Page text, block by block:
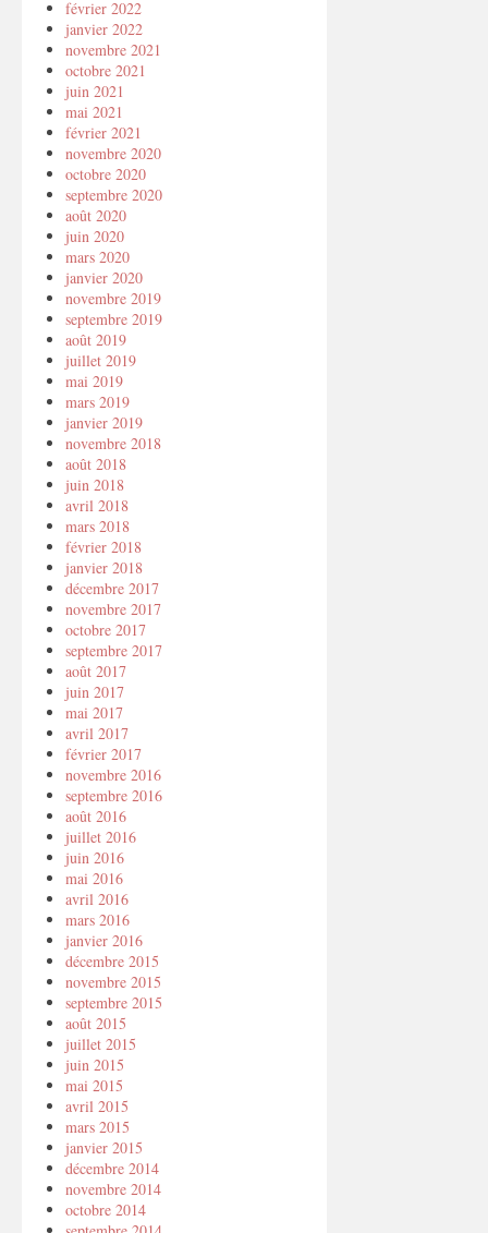
février 2022
janvier 2022
novembre 2021
octobre 2021
juin 2021
mai 2021
février 2021
novembre 2020
octobre 2020
septembre 2020
août 2020
juin 2020
mars 2020
janvier 2020
novembre 2019
septembre 2019
août 2019
juillet 2019
mai 2019
mars 2019
janvier 2019
novembre 2018
août 2018
juin 2018
avril 2018
mars 2018
février 2018
janvier 2018
décembre 2017
novembre 2017
octobre 2017
septembre 2017
août 2017
juin 2017
mai 2017
avril 2017
février 2017
novembre 2016
septembre 2016
août 2016
juillet 2016
juin 2016
mai 2016
avril 2016
mars 2016
janvier 2016
décembre 2015
novembre 2015
septembre 2015
août 2015
juillet 2015
juin 2015
mai 2015
avril 2015
mars 2015
janvier 2015
décembre 2014
novembre 2014
octobre 2014